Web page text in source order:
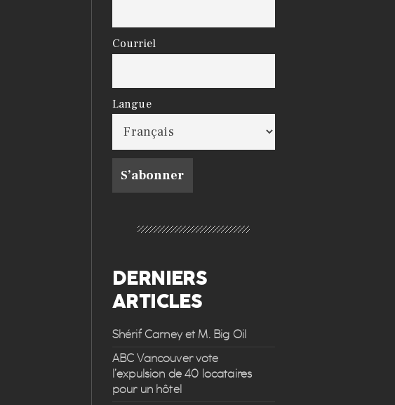
Courriel
Langue
DERNIERS
ARTICLES
Shérif Carney et M. Big Oil
ABC Vancouver vote
l’expulsion de 40 locataires
pour un hôtel